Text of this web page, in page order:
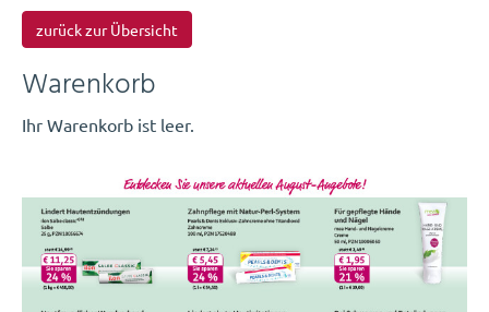
zurück zur Übersicht
Warenkorb
Ihr Warenkorb ist leer.